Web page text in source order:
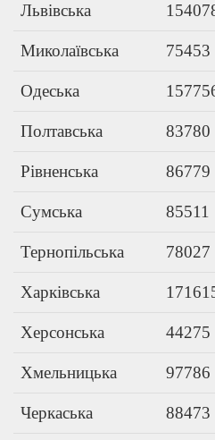
Львівська
Миколаївська 75453
Одеська
Полтавська 83780
Рівненська 86779
Сумська 85511
Тернопільська 78027
Харківська
Херсонська 44275
Хмельницька 97786
Черкаська 88473